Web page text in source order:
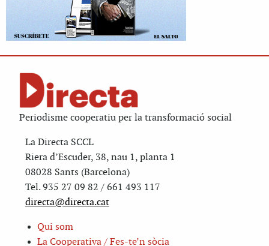
Periodisme cooperatiu per la transformació social
La Directa SCCL
Riera d’Escuder, 38, nau 1, planta 1
08028 Sants (Barcelona)
Tel. 935 27 09 82 / 661 493 117
directa@directa.cat
Qui som
La Cooperativa / Fes-te’n sòcia